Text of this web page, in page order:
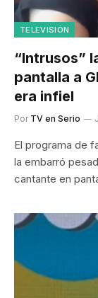
TELEVISIÓN
“Intrusos”
pantalla a
era infiel
Por TV en Serio
El programa de
la embarró
cantante en